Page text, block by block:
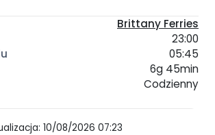
Brittany Ferries
23:00
05:45
6g 45min
Codzienny
10/08/2026 07:23